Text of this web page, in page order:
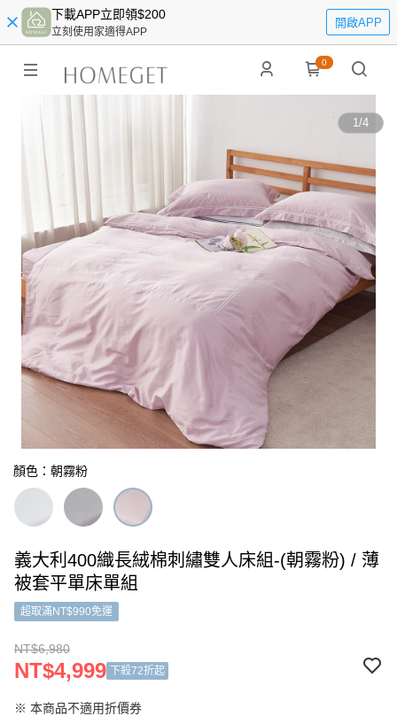
下載APP立即領$200
立刻使用家適得APP
開啟APP
0
1/4
顏色：朝霧粉
義大利400織長絨棉刺繡雙人床組-(朝霧粉) / 薄
被套平單床單組
超取滿NT$990免運
NT$6,980
NT$4,999 下殺72折起
※ 本商品不適用折價券